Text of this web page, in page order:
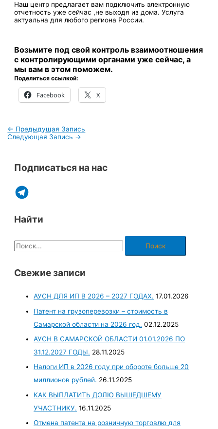
Наш центр предлагает вам подключить электронную
отчетность уже сейчас ,не выходя из дома. Услуга
актуальна для любого региона России.
Возьмите под свой контроль взаимоотношения
с контролирующими органами уже сейчас, а
мы вам в этом поможем.
Поделиться ссылкой:
Facebook X
← Предыдущая Запись
Следующая Запись →
Подписаться на нас
Найти
Свежие записи
АУСН ДЛЯ ИП В 2026 – 2027 ГОДАХ. 17.01.2026
Патент на грузоперевозки – стоимость в
Самарской области на 2026 год. 02.12.2025
АУСН В САМАРСКОЙ ОБЛАСТИ 01.01.2026 ПО
31.12.2027 ГОДЫ. 28.11.2025
Налоги ИП в 2026 году при обороте больше 20
миллионов рублей. 26.11.2025
КАК ВЫПЛАТИТЬ ДОЛЮ ВЫШЕДШЕМУ
УЧАСТНИКУ. 16.11.2025
Отмена патента на розничную торговлю для